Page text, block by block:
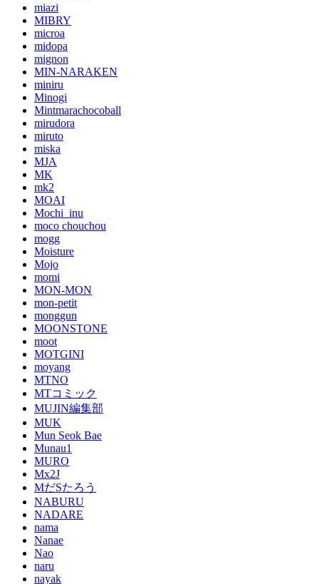
miazi
MIBRY
microa
midopa
mignon
MIN-NARAKEN
miniru
Minogi
Mintmarachocoball
mirudora
miruto
miska
MJA
MK
mk2
MOAI
Mochi_inu
moco chouchou
mogg
Moisture
Mojo
momi
MON-MON
mon-petit
monggun
MOONSTONE
moot
MOTGINI
moyang
MTNO
MTコミック
MUJIN編集部
MUK
Mun Seok Bae
Munau1
MURO
Mx2J
MだSたろう
NABURU
NADARE
nama
Nanae
Nao
naru
nayak